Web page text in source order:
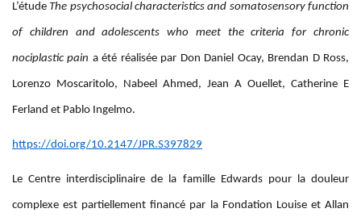
L’étudeThe psychosocial characteristics and somatosensory function
of children and adolescents who meet the criteria for chronic
nociplastic pain a été réalisée par Don Daniel Ocay, Brendan D Ross,
Lorenzo Moscaritolo, Nabeel Ahmed, Jean A Ouellet, Catherine E
Ferland et Pablo Ingelmo.
https://doi.org/10.2147/JPR.S397829
Le Centre interdisciplinaire de la famille Edwards pour la douleur
complexe est partiellement financé par la Fondation Louise et Allan